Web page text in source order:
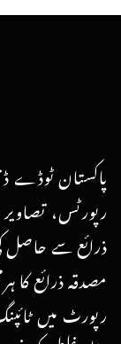
پاکستان ٹوڈے
رپورٹس،
ذرائع سے حاصل
مصدقہ ذرائع کا
رپورٹ میں